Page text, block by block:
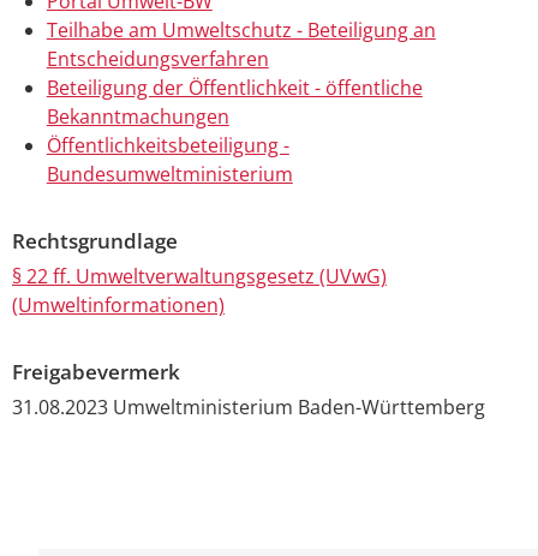
Teilhabe am Umweltschutz - Beteiligung an
Entscheidungsverfahren
Beteiligung der Öffentlichkeit - öffentliche
Bekanntmachungen
Öffentlichkeitsbeteiligung -
Bundesumweltministerium
Rechtsgrundlage
§ 22 ff. Umweltverwaltungsgesetz (UVwG)
(Umweltinformationen)
Freigabevermerk
31.08.2023 Umweltministerium Baden-Württemberg